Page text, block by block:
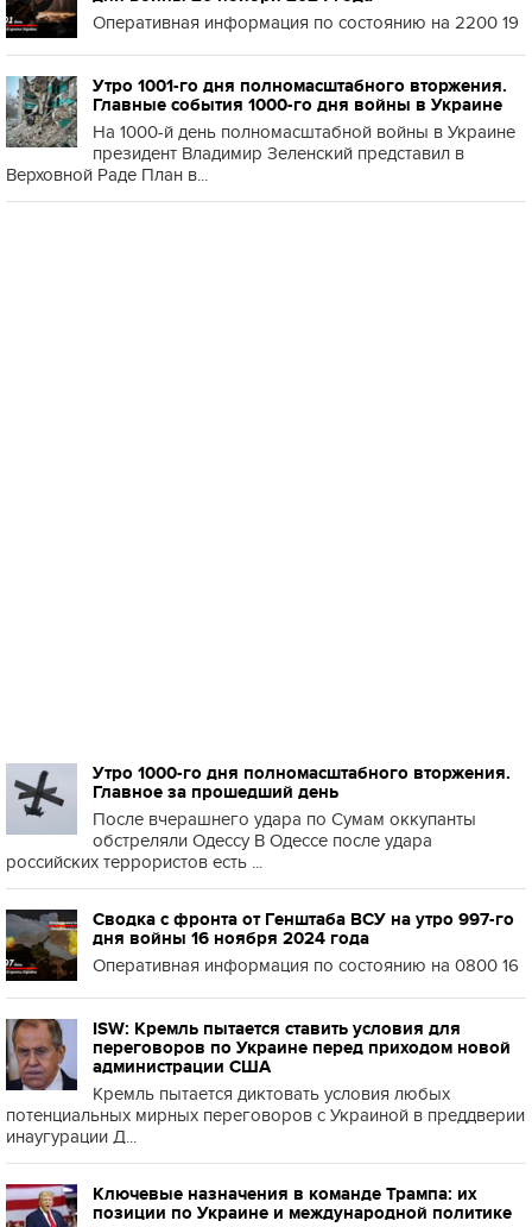
Оперативная информация по состоянию на 2200 19
Утро 1001-го дня полномасштабного вторжения.
Главные события 1000-го дня войны в Украине
На 1000-й день полномасштабной войны в Украине
президент Владимир Зеленский представил в
Верховной Раде План в...
Утро 1000-го дня полномасштабного вторжения.
Главное за прошедший день
После вчерашнего удара по Сумам оккупанты
обстреляли Одессу В Одессе после удара
российских террористов есть ...
Сводка с фронта от Генштаба ВСУ на утро 997-го
дня войны 16 ноября 2024 года
Оперативная информация по состоянию на 0800 16
ISW: Кремль пытается ставить условия для
переговоров по Украине перед приходом новой
администрации США
Кремль пытается диктовать условия любых
потенциальных мирных переговоров с Украиной в преддверии
инаугурации Д...
Ключевые назначения в команде Трампа: их
позиции по Украине и международной политике